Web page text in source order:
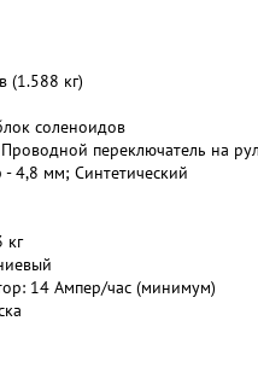
(1.588 кг)
соленоидов
переключатель на
4,8 мм; Синтетический
кг
14 Ампер/час (минимум)